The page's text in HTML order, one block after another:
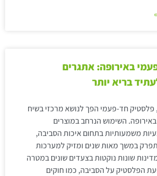
באירופה: אתגרים
בריא יותר
פלסטיק חד-פעמי הפך לנושא מרכזי בשיח
באירופה. השימוש הנרחב במוצרים
משמעותיות בתחום איכות הסביבה,
במשך מאות שנים ומזיק למערכות
שונות נוקטות בצעדים שונים במטרה
הפלסטיק על הסביבה, כמו חוקים